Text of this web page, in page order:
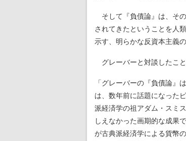
そして『負債論』は、そ
されてきたということを人
示す、明らかな反資本主義の
グレーバーと対談したこ
「グレーバーの『負債論』
は、数年前に話題になった
派経済学の祖アダム・スミ
しえなかった画期的な成果
が古典派経済学による貨幣